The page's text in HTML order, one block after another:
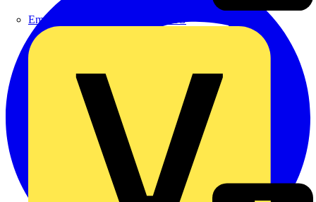
Emil Löffelhardt GmbH & Co. KG